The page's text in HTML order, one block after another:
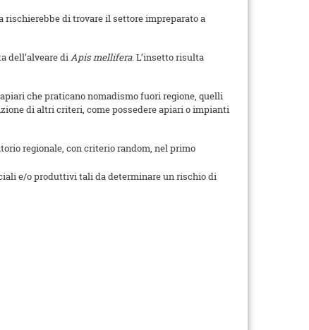
rischierebbe di trovare il settore impreparato a
dell’alveare diApis mellifera. L’insetto risulta
che praticano nomadismo fuori regione, quelli
di altri criteri, come possedere apiari o impianti
regionale, con criterio random, nel primo
e/o produttivi tali da determinare un rischio di